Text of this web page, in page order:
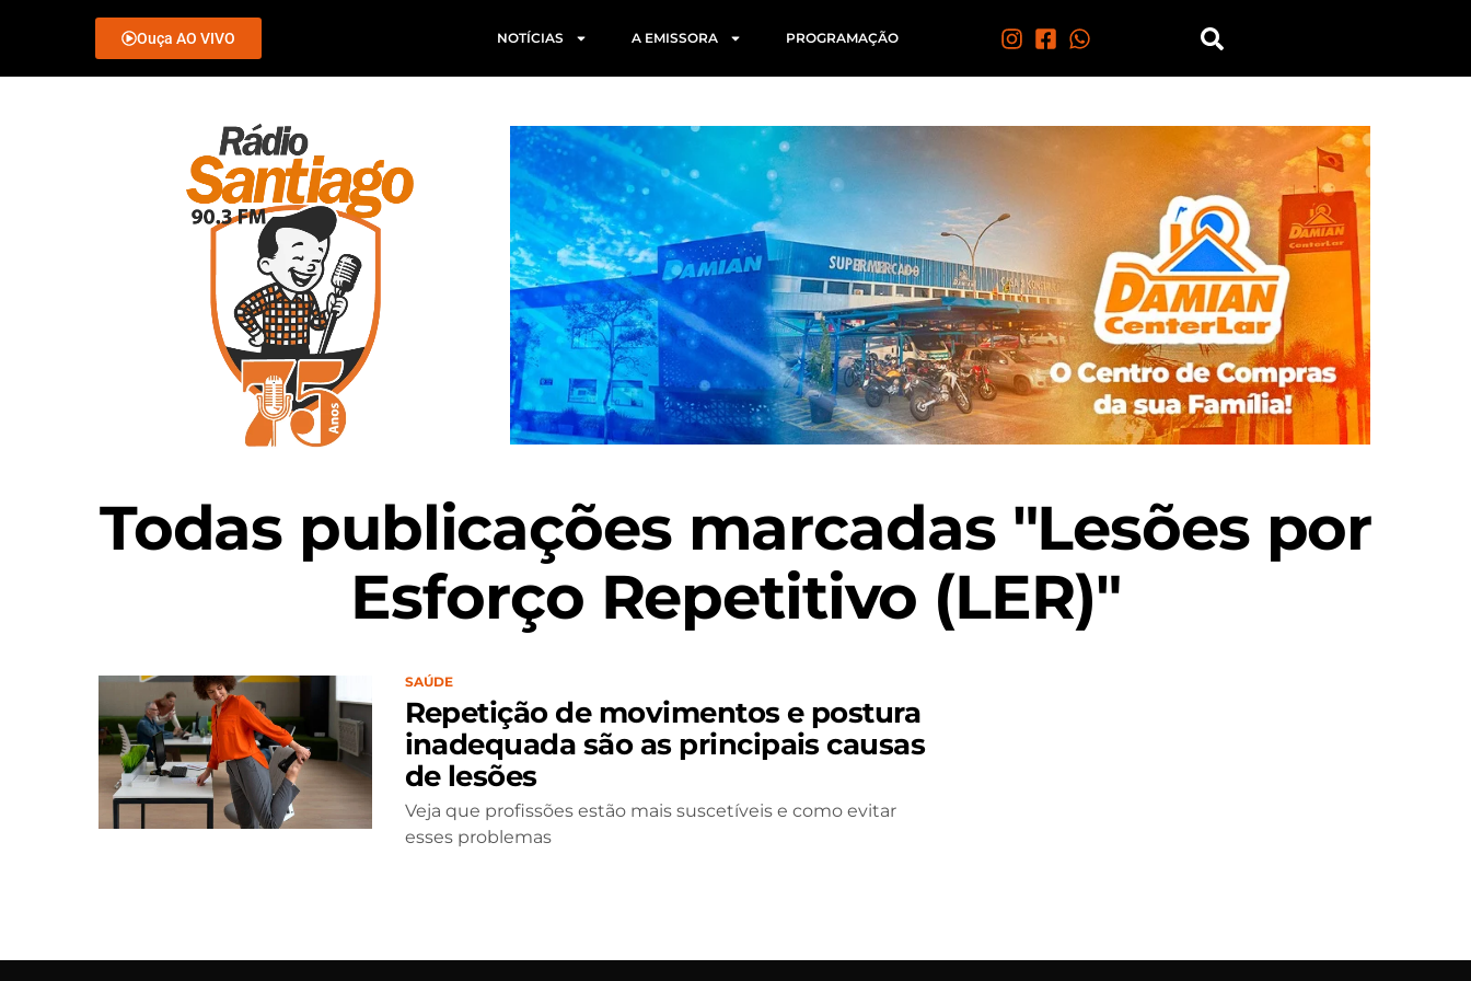
Ouça AO VIVO NOTÍCIAS A EMISSORA PROGRAMAÇÃO
Todas publicações marcadas "Lesões por
Esforço Repetitivo (LER)"
SAÚDE
Repetição de movimentos e postura
inadequada são as principais causas
de lesões
Veja que profissões estão mais suscetíveis e como evitar
esses problemas